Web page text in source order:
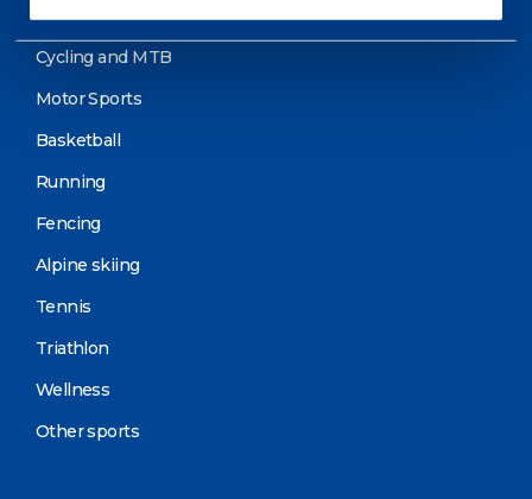
Soccer
Cycling and MTB
Motor Sports
Basketball
Running
Fencing
Alpine skiing
Tennis
Triathlon
Wellness
Other sports